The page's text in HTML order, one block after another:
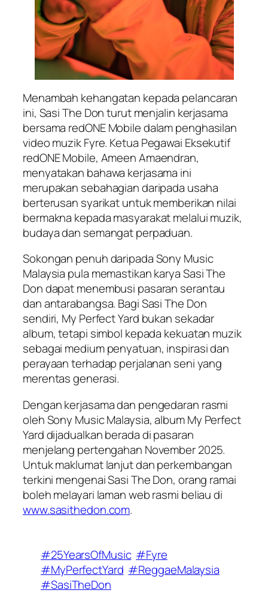
Menambah kehangatan kepada pelancaran
ini, Sasi The Don turut menjalin kerjasama
bersama redONE Mobile dalam penghasilan
video muzikFyre. Ketua Pegawai Eksekutif
redONE Mobile, Ameen Amaendran,
menyatakan bahawa kerjasama ini
merupakan sebahagian daripada usaha
berterusan syarikat untuk memberikan nilai
bermakna kepada masyarakat melalui muzik,
budaya dan semangat perpaduan.
Sokongan penuh daripada Sony Music
Malaysia pula memastikan karya Sasi The
Don dapat menembusi pasaran serantau
dan antarabangsa. Bagi Sasi The Don
sendiri, My Perfect Yard bukan sekadar
album, tetapi simbol kepada kekuatan muzik
sebagai medium penyatuan, inspirasi dan
perayaan terhadap perjalanan seni yang
merentas generasi.
Dengan kerjasama dan pengedaran rasmi
oleh Sony Music Malaysia, albumMy Perfect
Yarddijadualkan berada di pasaran
menjelang pertengahan November 2025.
Untuk maklumat lanjut dan perkembangan
terkini mengenai Sasi The Don, orang ramai
boleh melayari laman web rasmi beliau di
www.sasithedon.com.
#25YearsOfMusic #Fyre
#MyPerfectYard #ReggaeMalaysia
#SasiTheDon